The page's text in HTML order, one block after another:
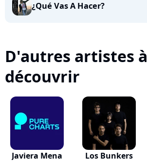
¿Qué Vas A Hacer?
D'autres artistes à
découvrir
Javiera Mena Los Bunkers